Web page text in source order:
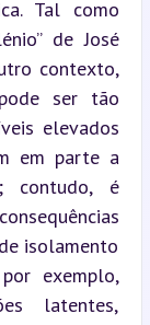
Tal como
de José
contexto,
ser tão
elevados
em parte a
contudo, é
isolamento
exemplo,
latentes,